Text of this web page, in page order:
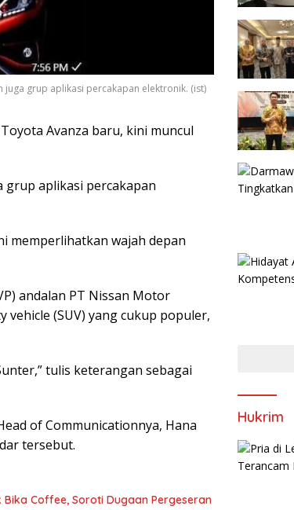
grup aplikasi percakapan elektronik. (ist)
Avanza baru, kini muncul
grup aplikasi percakapan
memperlihatkan wajah depan
andalan PT Nissan Motor
(SUV) yang cukup populer,
tulis keterangan sebagai
of Communicationnya, Hana
tersebut.
Bika Coffee, Soroti Dugaan Pergeseran
Hukrim